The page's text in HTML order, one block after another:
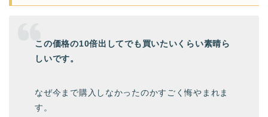
この価格の10倍出してでも買いたいくらい素晴ら
しいです。
なぜ今まで購入しなかったのかすごく悔やまれま
す。